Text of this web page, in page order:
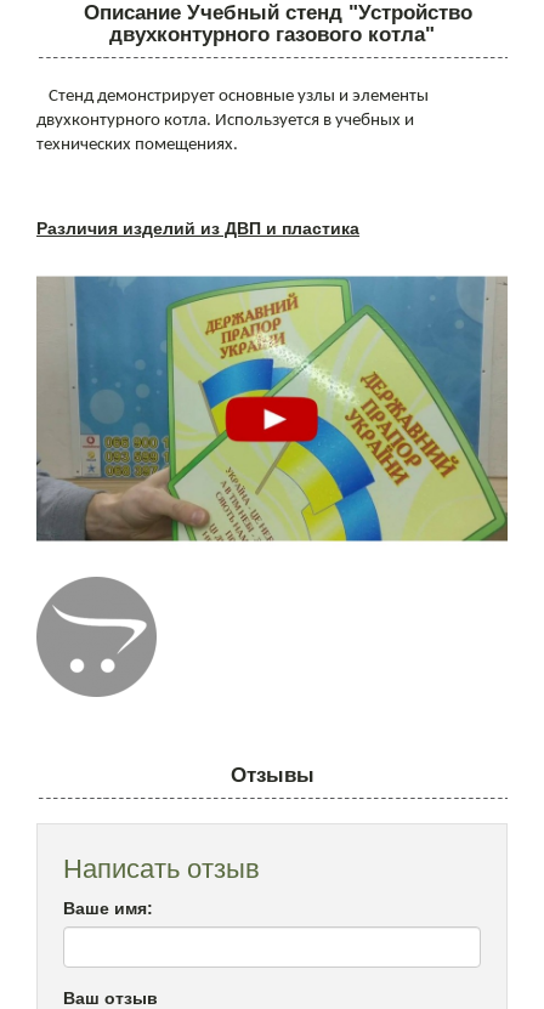
Описание Учебный стенд "Устройство
двухконтурного газового котла"
Стенд демонстрирует основные узлы и элементы
двухконтурного котла. Используется в учебных и
технических помещениях.
Различия изделий из ДВП и пластика
Отзывы
Написать отзыв
Ваше имя:
Ваш отзыв